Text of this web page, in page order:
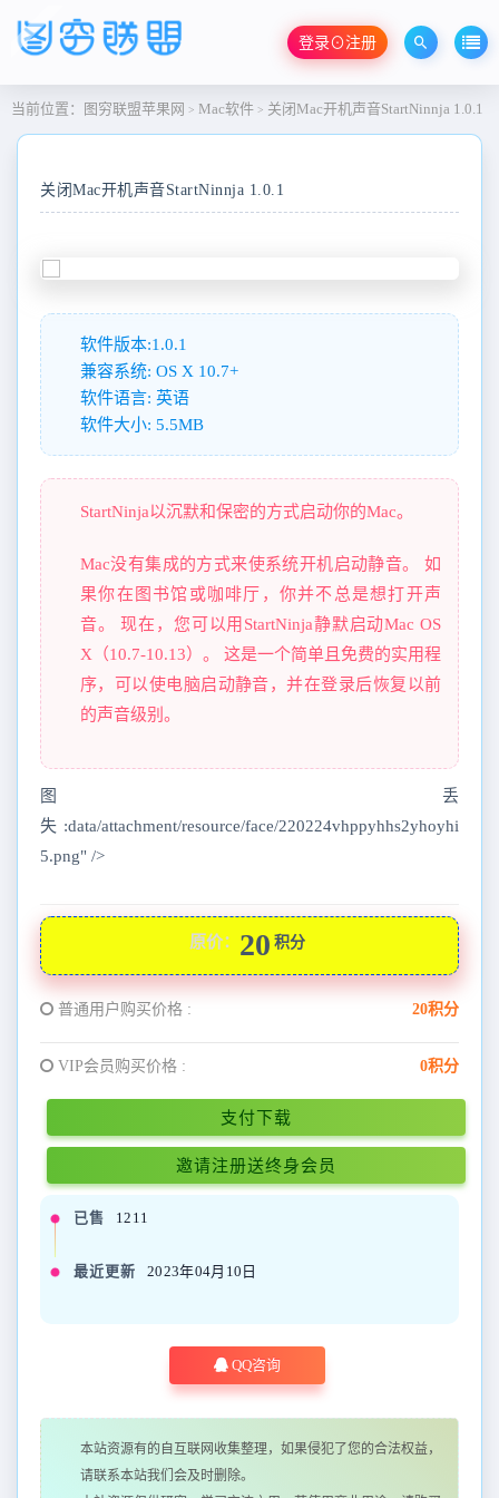
登录⊙注册
当前位置： 图穷联盟苹果网 > Mac软件 > 关闭Mac开机声音StartNinnja 1.0.1
关闭Mac开机声音StartNinnja 1.0.1
软件版本:1.0.1
兼容系统: OS X 10.7+
软件语言: 英语
软件大小: 5.5MB
StartNinja以沉默和保密的方式启动你的Mac。
Mac没有集成的方式来使系统开机启动静音。 如
果你在图书馆或咖啡厅，你并不总是想打开声
音。 现在，您可以用StartNinja静默启动Mac OS
X（10.7-10.13）。 这是一个简单且免费的实用程
序，可以使电脑启动静音，并在登录后恢复以前
的声音级别。
图丢
失:data/attachment/resource/face/220224vhppyhhs2yhoyhi
5.png" />
原价： 20 积分
普通用户购买价格 : 20积分
VIP会员购买价格 : 0积分
支付下载
邀请注册送终身会员
已售 1211
最近更新 2023年04月10日
QQ咨询
本站资源有的自互联网收集整理，如果侵犯了您的合法权益，
请联系本站我们会及时删除。